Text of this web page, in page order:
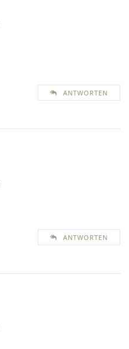
ANTWORTEN
ANTWORTEN